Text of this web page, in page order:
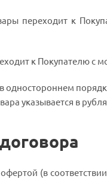
переходит к
к Покупателю с
указывается в
(в